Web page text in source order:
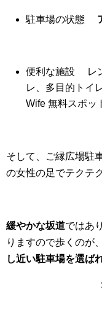
駐車場の状態
便利な施設 レ
レ、多目的トイ
Wife 無料スポッ
そして、ご縁広場駐
の女性の足でテクテ
緩やかな坂道ではあ
りますので歩くのが
し近い駐車場を選ば